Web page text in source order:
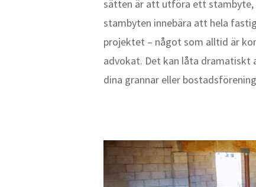
sätten är att utföra ett stambyte,
stambyten innebära att hela
projektet – något som alltid är
advokat. Det kan låta dramatiskt
dina grannar eller